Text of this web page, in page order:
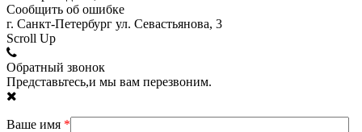
Сообщить об ошибке
г. Санкт-Петербург ул. Севастьянова, 3
Scroll Up
Обратный звонок
Представьтесь,и мы вам перезвоним.
Ваше имя *